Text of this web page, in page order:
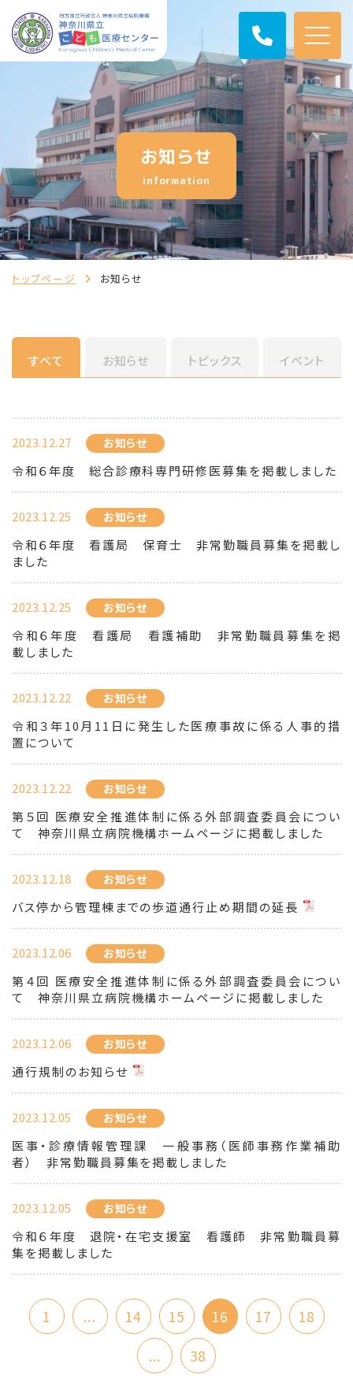
お知らせ
information
トップページ お知らせ
すべて お知らせ トピックス イベント
2023.12.27 お知らせ
令和６年度 総合診療科専門研修医募集を掲載しました
2023.12.25 お知らせ
令和６年度 看護局 保育士 非常勤職員募集を掲載し
ました
2023.12.25 お知らせ
令和６年度 看護局 看護補助 非常勤職員募集を掲
載しました
2023.12.22 お知らせ
令和３年10月11日に発生した医療事故に係る人事的措
置について
2023.12.22 お知らせ
第５回 医療安全推進体制に係る外部調査委員会につい
て 神奈川県立病院機構ホームページに掲載しました
2023.12.18 お知らせ
バス停から管理棟までの歩道通行止め期間の延長
2023.12.06 お知らせ
第４回 医療安全推進体制に係る外部調査委員会につい
て 神奈川県立病院機構ホームページに掲載しました
2023.12.06 お知らせ
通行規制のお知らせ
2023.12.05 お知らせ
医事・診療情報管理課 一般事務（医師事務作業補助
者） 非常勤職員募集を掲載しました
2023.12.05 お知らせ
令和６年度 退院・在宅支援室 看護師 非常勤職員募
集を掲載しました
1 ... 14 15 16 17
18
...
38